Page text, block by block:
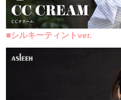
■シルキーティントver.